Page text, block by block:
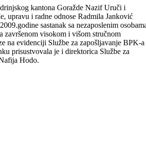
kantona Goražde Nazif Uruči i
upravu i radne odnose Radmila Janković
sastanak sa nezaposlenim
završenom visokom i višom stručnom